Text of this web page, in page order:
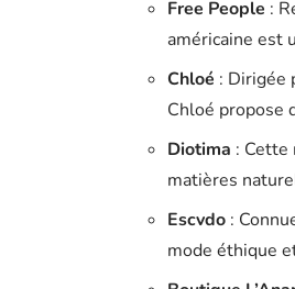
Free People :
américaine est
Chloé : Dirigée
Chloé propose
Diotima : Cette
matières
Escvdo :
mode éthique